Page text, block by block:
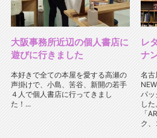
大阪事務所近辺の個人書店に
遊びに行きました
本好きで全ての本屋を愛する高瀬の
声掛けで、小島、筈谷、新開の若手
４人で個人書店に行ってきまし
た！...
レ
ナ
名古
パッ
し
「
ク